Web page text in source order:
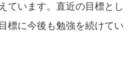
ています。直近の目標とし
標に今後も勉強を続けてい